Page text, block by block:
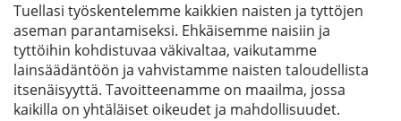
Etsi
Tuellasi työskentelemme kaikkien naisten ja tyttöjen
aseman parantamiseksi. Ehkäisemme naisiin ja
tyttöihin kohdistuvaa väkivaltaa, vaikutamme
lainsäädäntöön ja vahvistamme naisten taloudellista
itsenäisyyttä. Tavoitteenamme on maailma, jossa
kaikilla on yhtäläiset oikeudet ja mahdollisuudet.